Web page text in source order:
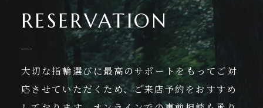
RESERVATION
大切な指輪選びに最高のサポートをもってご対
応させていただくため、ご来店予約をおすすめ